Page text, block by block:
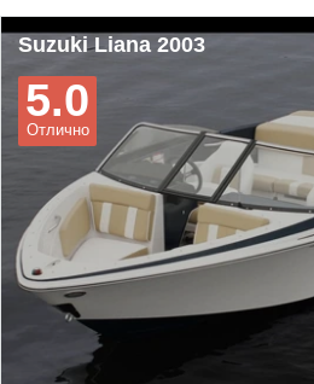
нигде не подвел. Радует что в
деньги есть все что надо для
: кондер, обогрев зеркал, обогрев
стеклоподъемники 4шт, и полный
часто выручает.Ремонт иногда
у других моделей, но зато на
забыл.Экономичная : трасса 8,1 л/
л/100км - газа. расход бензина не
бензине не ездил. Основная
т. к. машина с не высоким
решается вопрос путем установки
Suzuki Liana 2003
Отлично
5.0